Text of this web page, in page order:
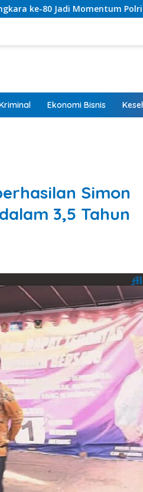
Polri Hadir Nyata untuk
Ekonomi Bisnis
Simon
3,5 Tahun